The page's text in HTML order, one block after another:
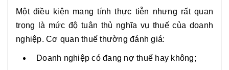
Một điều kiện mang tínhthực tiễn nhưng rất quan
trọng là mức độ tuân thủ nghĩa vụ thuế của doanh
nghiệp. Cơ quan thuế thường đánh giá:
Doanh nghiệp có đang nợ thuế hay không;